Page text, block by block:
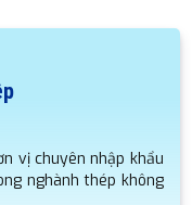
vị chuyên nhập khẩu
nghành thép không